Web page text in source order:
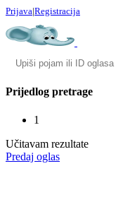
Prijava|Registracija
Prijedlog pretrage
1
Učitavam rezultate
Predaj oglas